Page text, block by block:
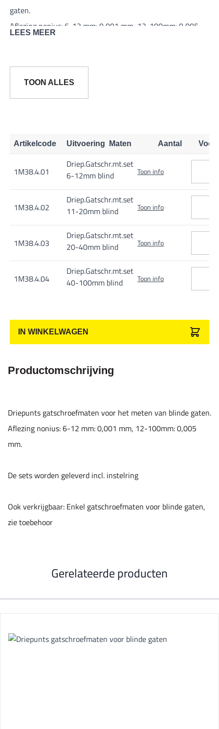
gaten.
Aflezing nonius: 6-12 mm: 0,001 mm, 12-100mm: 0,005
LEES MEER
TOON ALLES
Artikelcode Uitvoering Maten Aantal
1M38.4.01
Driep.Gatschr.mt.set
6-12mm blind
Toon info
1M38.4.02
Driep.Gatschr.mt.set
11-20mm blind
Toon info
1M38.4.03
Driep.Gatschr.mt.set
20-40mm blind
Toon info
1M38.4.04
Driep.Gatschr.mt.set
40-100mm blind
Toon info
IN WINKELWAGEN
Productomschrijving
Driepunts gatschroefmaten voor het meten van blinde gaten.
Aflezing nonius: 6-12 mm: 0,001 mm, 12-100mm: 0,005
mm.
De sets worden geleverd incl. instelring
Ook verkrijgbaar: Enkel gatschroefmaten voor blinde gaten,
zie toebehoor
Gerelateerde producten
Navigating through the elements of the carousel is possible
Press to skip carousel